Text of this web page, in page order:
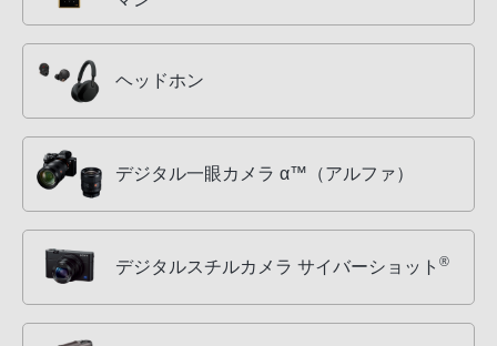
ヘッドホン
デジタル一眼カメラ α™（アルファ）
デジタルスチルカメラ サイバーショット ®